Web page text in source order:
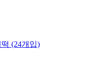
(24개입)